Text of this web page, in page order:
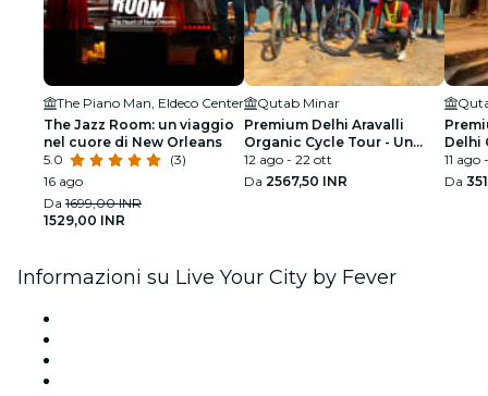
The Piano Man, Eldeco Center
The Jazz Room: un viaggio
nel cuore di New Orleans
5.0
(3)
16 ago
Da 1699,00 INR
1529,00 INR
Qutab Minar
Premium Delhi Aravalli
Organic Cycle Tour - Un
assaggio dell'India reale e
rurale
12 ago - 22 ott
Da 2567,50 INR
Delhi
11 ago
Da
Informazioni su Live Your City by Fever